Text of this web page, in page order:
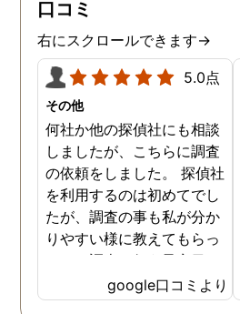
きました。
口コミ
右にスクロールできます→
5.0点
その他
何社か他の探偵社にも相談
しましたが、こちらに調査
の依頼をしました。 探偵社
を利用するのは初めてでし
たが、調査の事も私が分か
りやすい様に教えてもらっ
たり、調査を行う予定日は
私の希望を聞いてもらいつ
つ、探偵さんのご意見も取
google口コミより